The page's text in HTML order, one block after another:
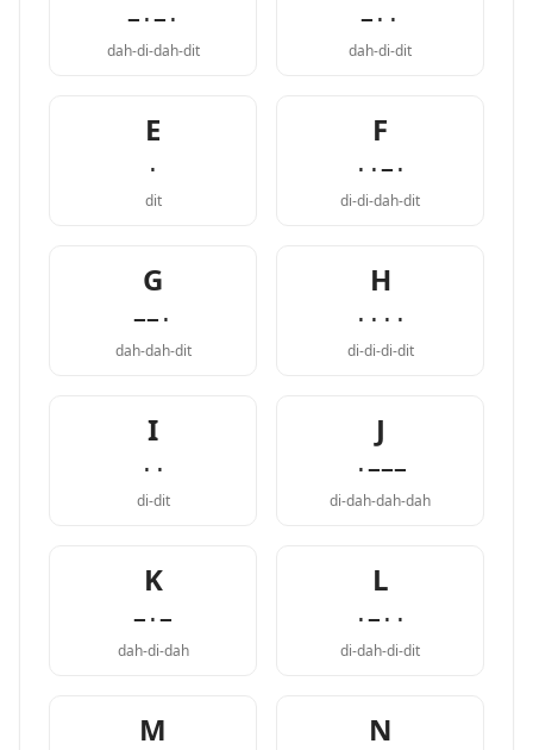
−·−·
dah-di-dah-dit
−··
dah-di-dit
E
·
dit
F
··−·
di-di-dah-dit
G
−−·
dah-dah-dit
H
····
di-di-di-dit
I
··
di-dit
J
·−−−
di-dah-dah-dah
K
−·−
dah-di-dah
L
·−··
di-dah-di-dit
M N